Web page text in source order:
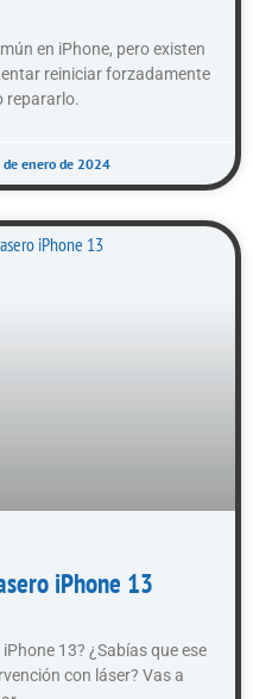
en iPhone, pero existen
reiniciar forzadamente
repararlo.
de enero de 2024
iPhone 13
13? ¿Sabías que ese
con láser? Vas a